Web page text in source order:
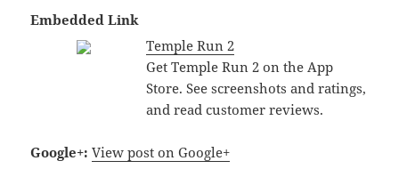
Embedded Link
Temple Run 2
Get Temple Run 2 on the App
Store. See screenshots and ratings,
and read customer reviews.
Google+: View post on Google+